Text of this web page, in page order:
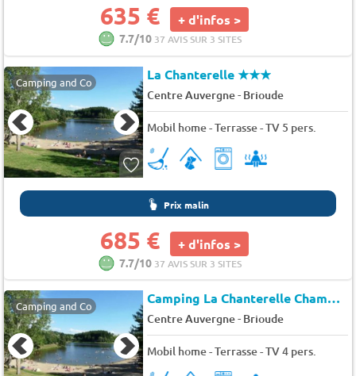
635 € + d'infos >
7.7/10 37 AVIS SUR 3 SITES
Camping and Co La Chanterelle★★★
Centre Auvergne- Brioude
Mobil home - Terrasse - TV 5 pers.
Prix malin
685 € + d'infos >
7.7/10 37 AVIS SUR 3 SITES
Camping and Co Camping La Chanterelle Champagnac le Vieux
Centre Auvergne- Brioude
Mobil home - Terrasse - TV 4 pers.